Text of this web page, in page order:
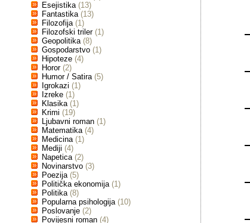
Esejistika (13)
Fantastika (13)
Filozofija (1)
Filozofski triler (1)
Geopolitika (8)
Gospodarstvo (1)
Hipoteze (4)
Horor (2)
Humor / Satira (5)
Igrokazi (1)
Izreke (1)
Klasika (1)
Krimi (19)
Ljubavni roman (1)
Matematika (4)
Medicina (1)
Mediji (4)
Napetica (2)
Novinarstvo (3)
Poezija (5)
Politička ekonomija (1)
Politika (8)
Popularna psihologija (10)
Poslovanje (2)
Povijesni roman (4)